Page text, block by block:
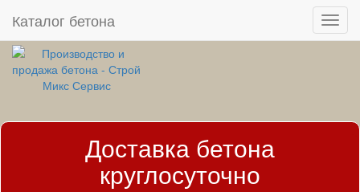
Доставка бетона
круглосуточно
Каталог бетона